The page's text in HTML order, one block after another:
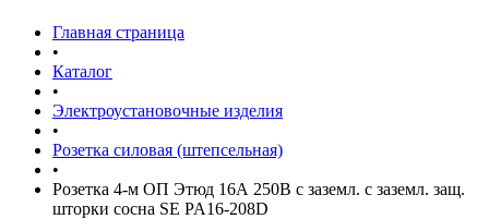
Главная страница
•
Каталог
•
Электроустановочные изделия
•
Розетка силовая (штепсельная)
•
Розетка 4-м ОП Этюд 16А 250В с заземл. с заземл. защ.
шторки сосна SE PA16-208D